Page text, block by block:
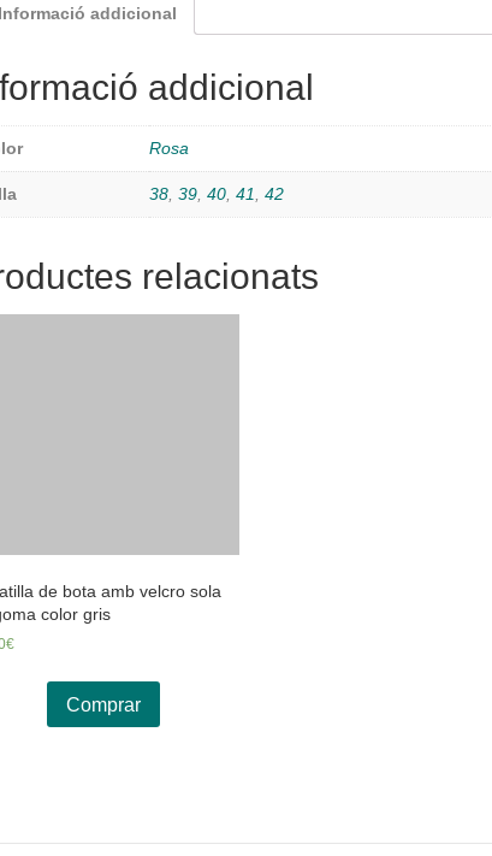
Informació addicional
addicional
Rosa
38 39 40 41 42
relacionats
de bota amb velcro sola
color gris
€
Comprar